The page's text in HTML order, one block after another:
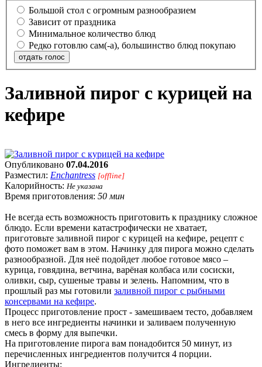
Большой стол с огромным разнообразием
Зависит от праздника
Минимальное количество блюд
Редко готовлю сам(-а), большинство блюд покупаю
отдать голос
Заливной пирог с курицей на
кефире
Опубликовано 07.04.2016
Разместил: Enchantress [offline]
Калорийность: Не указана
Время приготовления: 50 мин
Не всегда есть возможность приготовить к празднику сложное
блюдо. Если времени катастрофически не хватает,
приготовьте заливной пирог с курицей на кефире, рецепт с
фото поможет вам в этом. Начинку для пирога можно сделать
разнообразной. Для неё подойдет любое готовое мясо –
курица, говядина, ветчина, варёная колбаса или сосиски,
оливки, сыр, сушеные травы и зелень. Напомним, что в
прошлый раз мы готовили заливной пирог с рыбными
консервами на кефире.
Процесс приготовление прост - замешиваем тесто, добавляем
в него все ингредиенты начинки и заливаем полученную
смесь в форму для выпечки.
На приготовление пирога вам понадобится 50 минут, из
перечисленных ингредиентов получится 4 порции.
Ингредиенты: